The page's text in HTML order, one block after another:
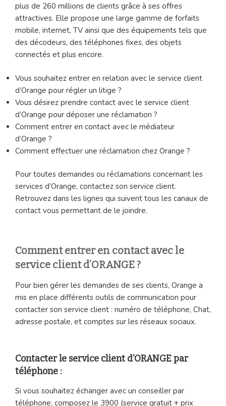
plus de 260 millions de clients grâce à ses offres
attractives. Elle propose une large gamme de forfaits
mobile, internet, TV ainsi que des équipements tels que
des décodeurs, des téléphones fixes, des objets
connectés et plus encore.
Vous souhaitez entrer en relation avec le service client
d’Orange pour régler un litige ?
Vous désirez prendre contact avec le service client
d’Orange pour déposer une réclamation ?
Comment entrer en contact avec le médiateur
d’Orange ?
Comment effectuer une réclamation chez Orange ?
Pour toutes demandes ou réclamations concernant les
services d’Orange, contactez son service client.
Retrouvez dans les lignes qui suivent tous les canaux de
contact vous permettant de le joindre.
Comment entrer en contact avec le
service client d’ORANGE ?
Pour bien gérer les demandes de ses clients, Orange a
mis en place différents outils de communication pour
contacter son service client : numéro de téléphone, Chat,
adresse postale, et comptes sur les réseaux sociaux.
Contacter le service client d’ORANGE par
téléphone :
Si vous souhaitez échanger avec un conseiller par
téléphone, composez le 3900 (service gratuit + prix